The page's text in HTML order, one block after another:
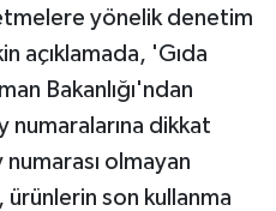
yönelik denetim
açıklamada, 'Gıda
Bakanlığı'ndan
numaralarına dikkat
olmayan
ürünlerin son kullanma